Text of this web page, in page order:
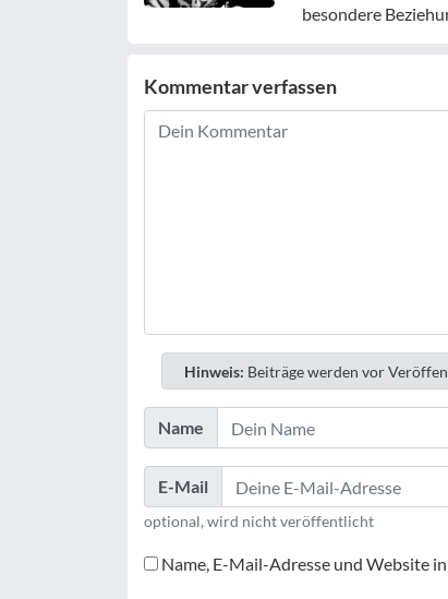
besondere
Kommentar verfassen
Hinweis: Beiträge werden vor
Name
E-Mail
optional, wird nicht veröffentlicht
Name, E-Mail-Adresse und Website